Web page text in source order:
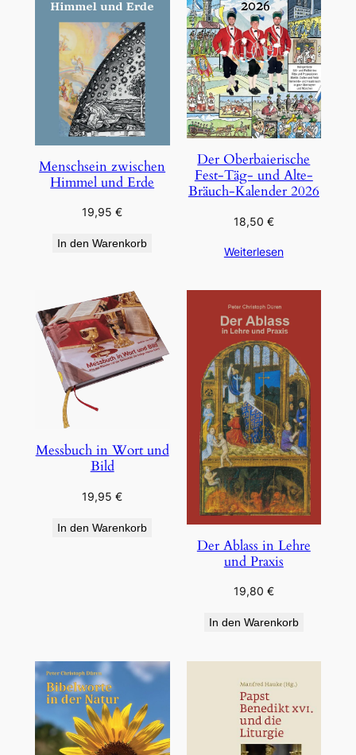
Menschsein zwischen
Himmel und Erde
19,95€
In den Warenkorb
Der Oberbaierische
Fest-Täg- und Alte-
Bräuch-Kalender 2026
18,50 €
Weiterlesen
Messbuch in Wort und
Bild
19,95€
In den Warenkorb
Der Ablass in Lehre
und Praxis
19,80 €
In den Warenkorb